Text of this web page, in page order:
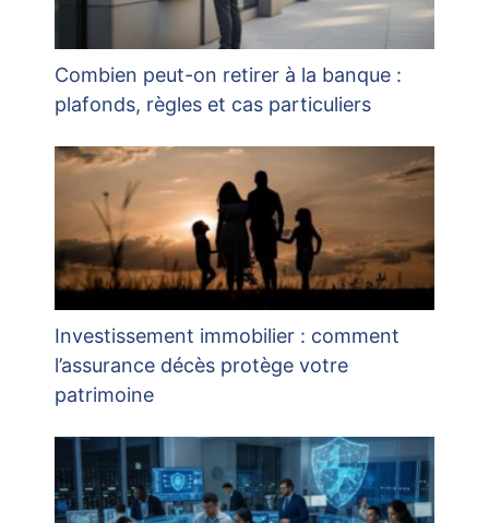
Combien peut-on retirer à la banque :
plafonds, règles et cas particuliers
Investissement immobilier : comment
l’assurance décès protège votre
patrimoine